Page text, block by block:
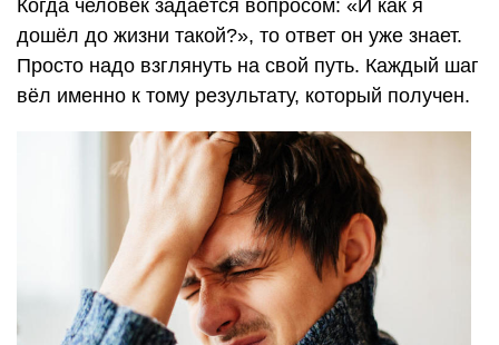
Когда человек задаётся вопросом: «И как я
дошёл до жизни такой?», то ответ он уже знает.
Просто надо взглянуть на свой путь. Каждый шаг
вёл именно к тому результату, который получен.